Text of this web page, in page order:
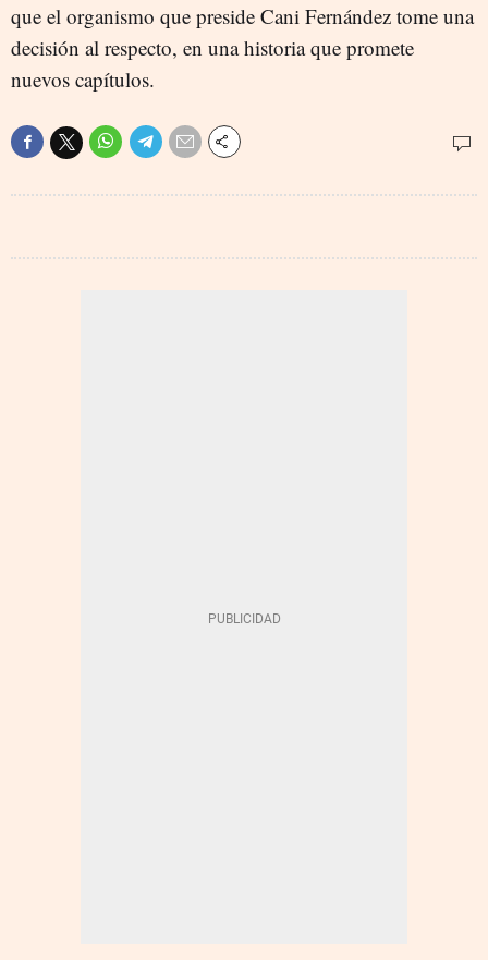
que el organismo que preside Cani Fernández tome una
decisión al respecto, en una historia que promete
nuevos capítulos.